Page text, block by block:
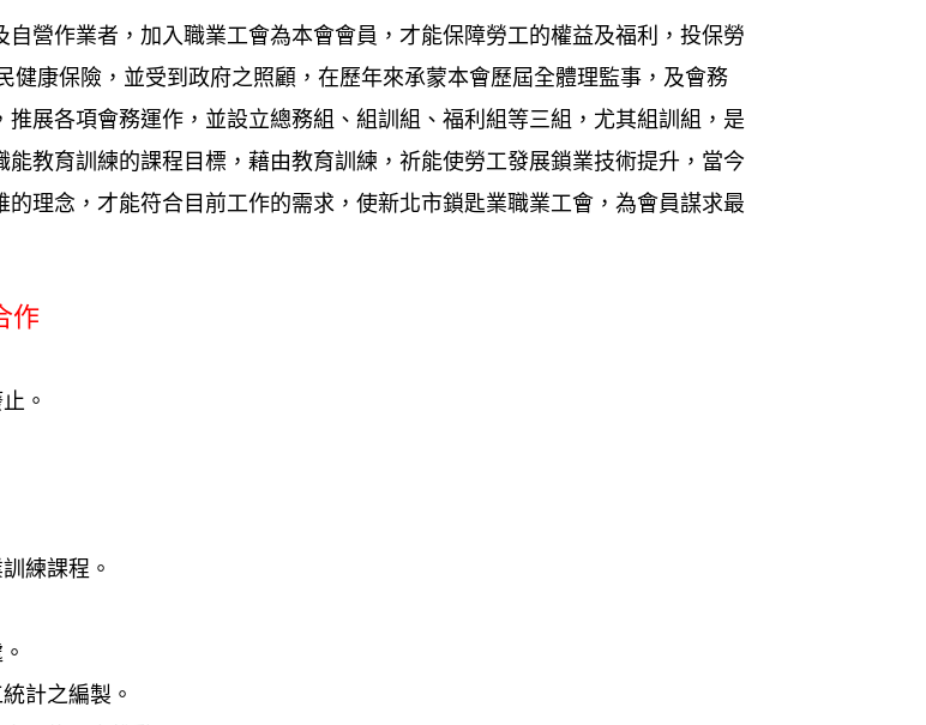
自營作業者，加入職業工會為本會會員，才能保障勞工的權益及福利，投保勞
健康保險，並受到政府之照顧，在歷年來承蒙本會歷屆全體理監事，及會務
推展各項會務運作，並設立總務組、組訓組、福利組等三組，尤其組訓組，是
教育訓練的課程目標，藉由教育訓練，祈能使勞工發展鎖業技術提升，當今
理念，才能符合目前工作的需求，使新北市鎖匙業職業工會，為會員謀求最
作
。
練課程。
計之編製。